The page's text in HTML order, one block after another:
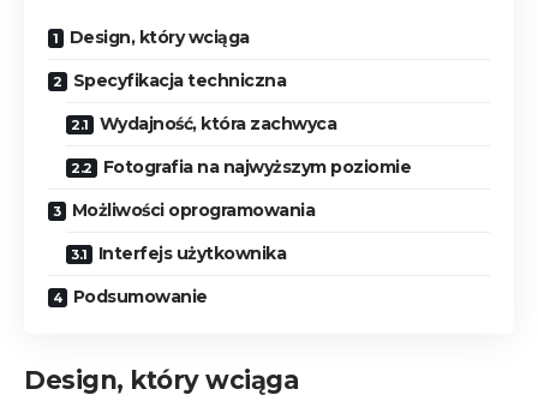
Design, który wciąga
Specyfikacja techniczna
Wydajność, która zachwyca
Fotografia na najwyższym poziomie
Możliwości oprogramowania
Interfejs użytkownika
Podsumowanie
Design, który wciąga